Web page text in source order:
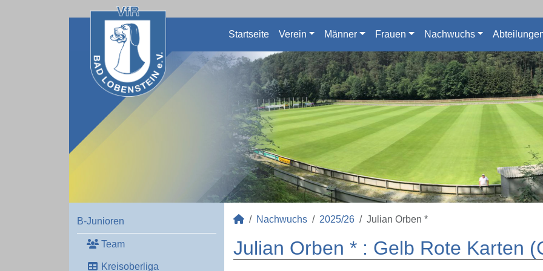
Startseite Verein Männer Frauen Nachwuchs
B-Junioren
Team
Kreisoberliga
Nachwuchs 2025/26 Julian Orben *
Julian Orben * : Gelb Rote Karten